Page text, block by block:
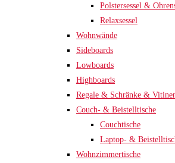
Polstersessel &
Relaxsessel
Wohnwände
Sideboards
Lowboards
Highboards
Regale & Schränke &
Couch- & Beistelltische
Couchtische
Laptop- &
Wohnzimmertische